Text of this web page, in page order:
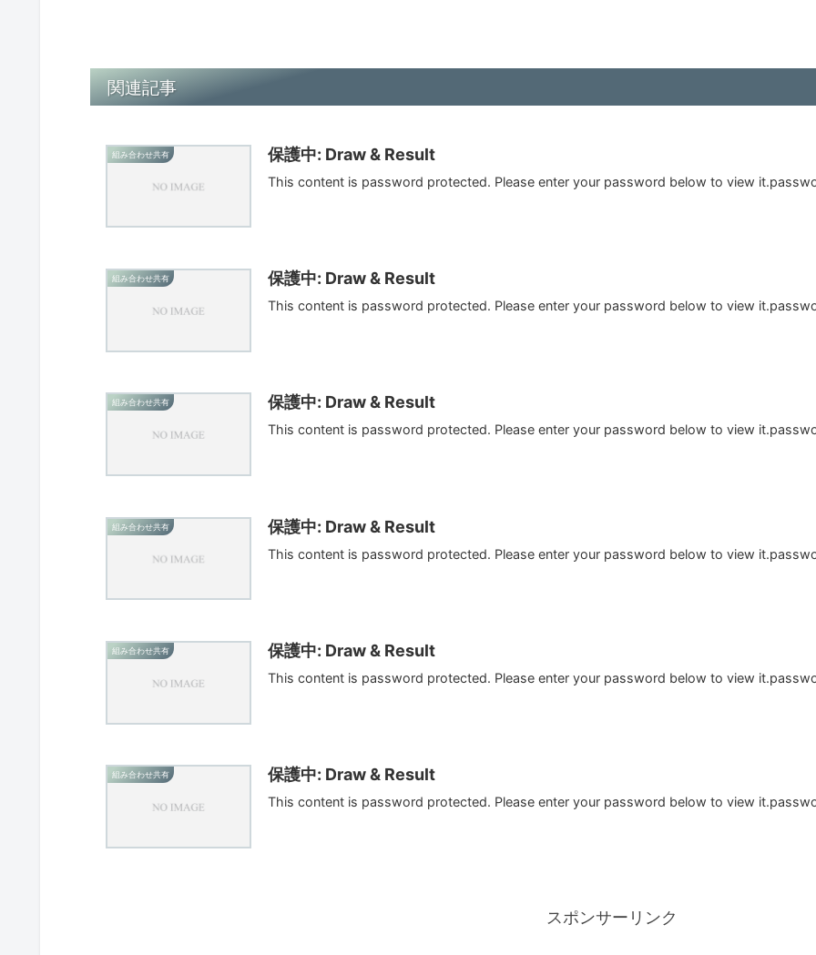
関連記事
組み合わせ共有 保護中: Draw & Result
This content is password protected. Please enter your password below to view
組み合わせ共有 保護中: Draw & Result
This content is password protected. Please enter your password below to view
組み合わせ共有 保護中: Draw & Result
This content is password protected. Please enter your password below to view
組み合わせ共有 保護中: Draw & Result
This content is password protected. Please enter your password below to view
組み合わせ共有 保護中: Draw & Result
This content is password protected. Please enter your password below to view
組み合わせ共有 保護中: Draw & Result
This content is password protected. Please enter your password below to view
スポンサーリンク